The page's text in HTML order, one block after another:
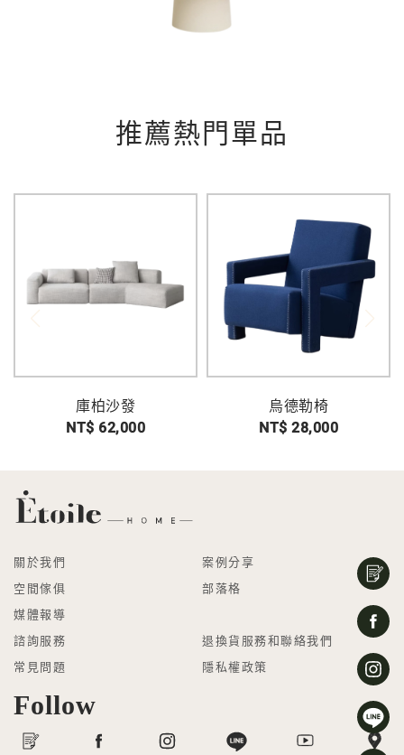
推薦熱門單品
庫柏沙發
NT$ 62,000
烏德勒椅
NT$ 28,000
關於我們
案例分享
空間傢俱
部落格
媒體報導
諮詢服務
退換貨服務和聯絡我們
常見問題
隱私權政策
Follow